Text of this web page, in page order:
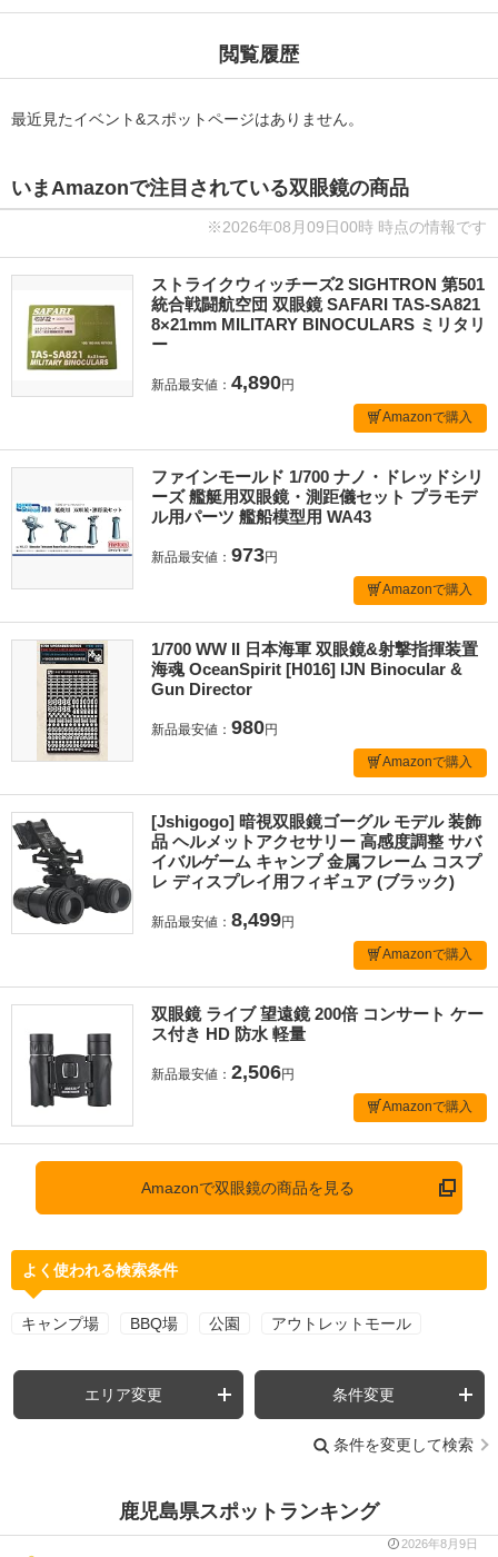
閲覧履歴
最近見たイベント&スポットページはありません。
いまAmazonで注目されている双眼鏡の商品
※2026年08月09日00時 時点の情報です
ストライクウィッチーズ2 SIGHTRON 第501
統合戦闘航空団 双眼鏡 SAFARI TAS-SA821
8×21mm MILITARY BINOCULARS ミリタリ
ー
新品最安値： 4,890円
Amazonで購入
ファインモールド 1/700 ナノ・ドレッドシリ
ーズ 艦艇用双眼鏡・測距儀セット プラモデ
ル用パーツ 艦船模型用 WA43
新品最安値： 973円
Amazonで購入
1/700 WW II 日本海軍 双眼鏡&射撃指揮装置
海魂 OceanSpirit [H016] IJN Binocular &
Gun Director
新品最安値： 980円
Amazonで購入
[Jshigogo] 暗視双眼鏡ゴーグル モデル 装飾
品 ヘルメットアクセサリー 高感度調整 サバ
イバルゲーム キャンプ 金属フレーム コスプ
レ ディスプレイ用フィギュア (ブラック)
新品最安値： 8,499円
Amazonで購入
双眼鏡 ライブ 望遠鏡 200倍 コンサート ケー
ス付き HD 防水 軽量
新品最安値： 2,506円
Amazonで購入
Amazonで双眼鏡の商品を見る
よく使われる検索条件
キャンプ場 BBQ場 公園 アウトレットモール
エリア変更 条件変更
条件を変更して検索
鹿児島県スポットランキング
2026年8月9日